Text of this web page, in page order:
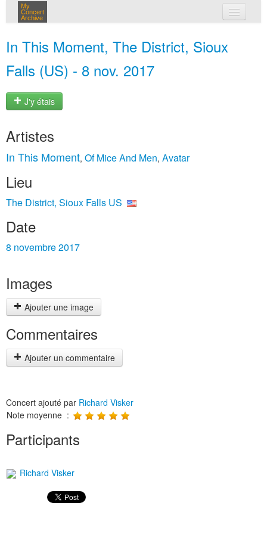
My
Concert
Archive
In This Moment, The District, Sioux
Falls (US) - 8 nov. 2017
J'y étais
Artistes
In This Moment, Of Mice And Men, Avatar
Lieu
The District, Sioux Falls US
Date
8 novembre 2017
Images
Ajouter une image
Commentaires
Ajouter un commentaire
Concert ajouté par Richard Visker
Note moyenne :
Participants
Richard Visker